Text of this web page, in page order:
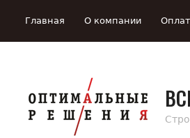
Главная О компании